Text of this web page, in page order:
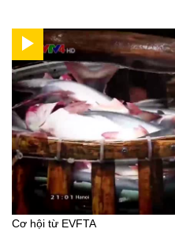
Cơ hội từ EVFTA